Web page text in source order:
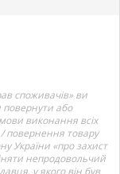
споживачів» ви
повернути або
виконання всіх
повернення товару
України «про захист
непродовольчий
у якого він був